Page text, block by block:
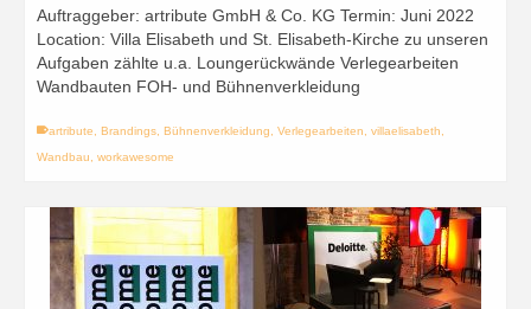
Auftraggeber: artribute GmbH & Co. KG Termin: Juni 2022
Location: Villa Elisabeth und St. Elisabeth-Kirche zu unseren
Aufgaben zählte u.a. Loungerückwände Verlegearbeiten
Wandbauten FOH- und Bühnenverkleidung
artribute Brandings Bühnenverkleidung Verlegearbeiten villaelisabeth
Wandbau
workawesome